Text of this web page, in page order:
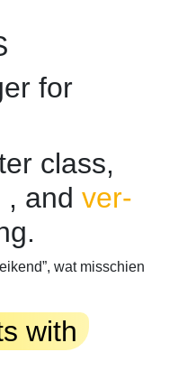
for
class,
, and ver-
wat misschien
with